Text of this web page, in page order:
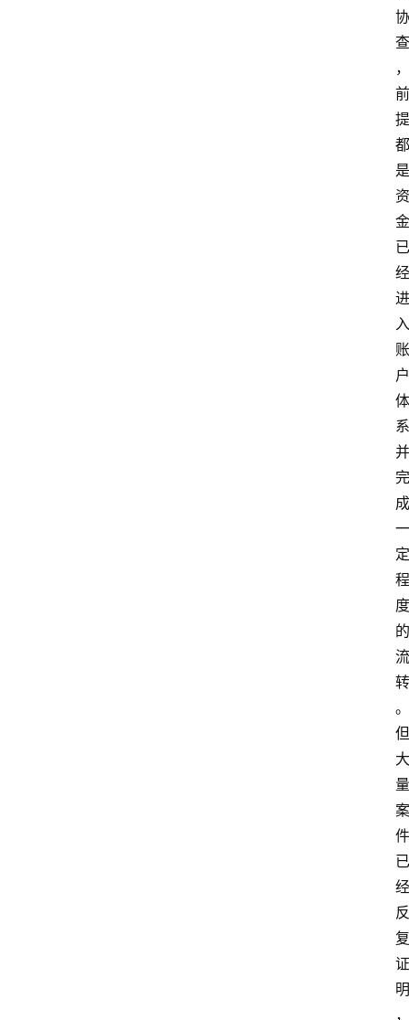
协
查
，
前
提
都
是
资
金
已
经
进
入
账
户
体
系
并
完
成
一
定
程
度
的
流
转
。
但
大
量
案
件
已
经
反
复
证
明
，